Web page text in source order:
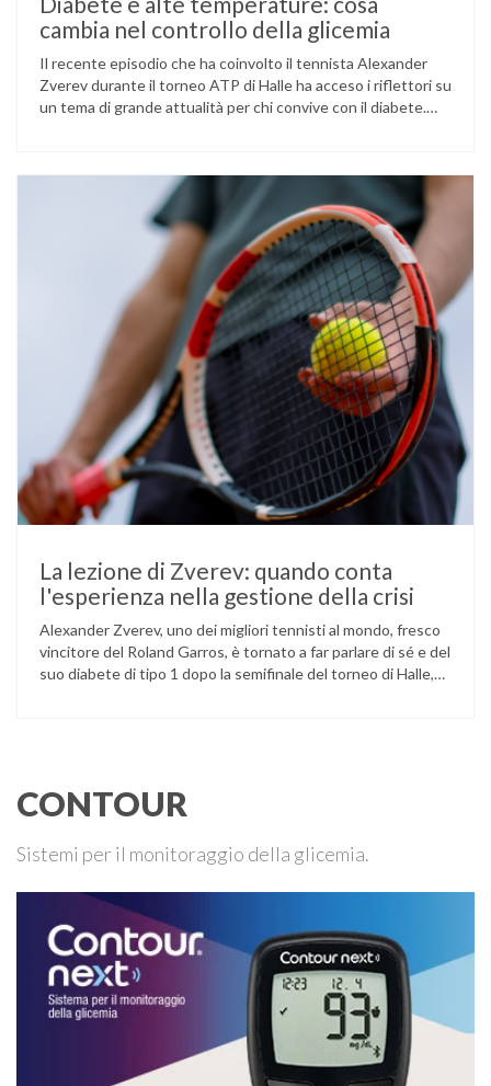
cambia nel controllo della glicemia
Il recente episodio che ha coinvolto il tennista Alexander
Zverev durante il torneo ATP di Halle ha acceso i riflettori su
un tema di grande attualità per chi convive con il diabete.
glucosio lo aveva portato …
La lezione di Zverev: quando conta
l'esperienza nella gestione della crisi
Alexander Zverev, uno dei migliori tennisti al mondo, fresco
vincitore del Roland Garros, è tornato a far parlare di sé e del
suo diabete di tipo 1 dopo la semifinale del torneo di Halle,
CONTOUR
Sistemi per il monitoraggio della glicemia.